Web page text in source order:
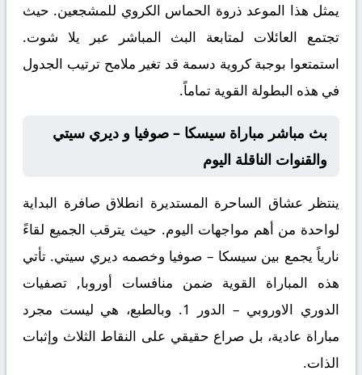
يمثل هذا الموعد ذروة الحماس الكروي للمشجعين. حيث
تجتمع العائلات لمتابعة البث المباشر عبر يلا شوت.
استمتعوا بوجبة كروية دسمة قد تغير ملامح ترتيب الجدول
في هذه البطولة القوية تماماً.
بث مباشر مباراة سيسكا – صوفيا و ديري سيتي
والقنوات الناقلة اليوم
ينتظر عشاق الساحرة المستديرة انطلاق صافرة البداية
لواحدة من أهم مواجهات اليوم. حيث يترقب الجميع لقاءً
نارياً يجمع بين سيسكا – صوفيا وخصمه ديري سيتي. تأتي
هذه المباراة القوية ضمن منافسات أوروبا, تصفيات
الدوري الاوروبي – الدور 1
. وبالطبع، هي ليست مجرد
مباراة عادية، بل صراع حقيقي على النقاط الثلاث وإثبات
الذات.